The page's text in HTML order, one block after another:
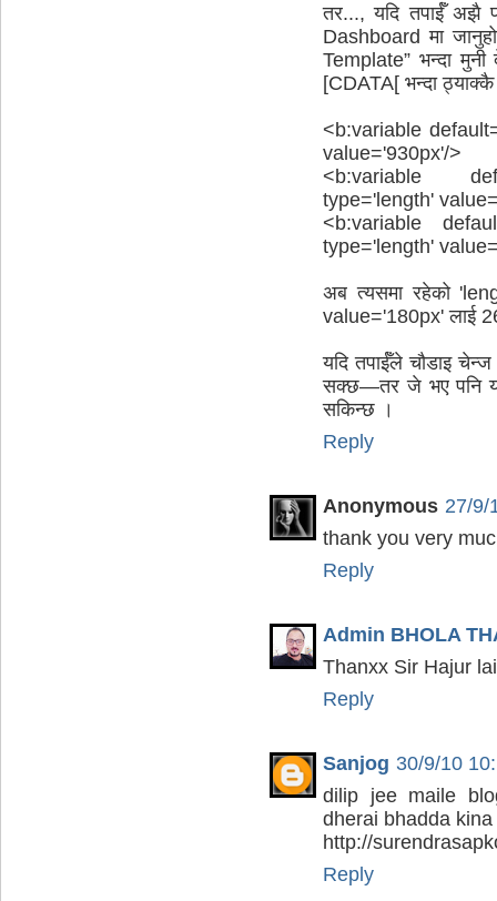
तर..., यदि तपाईँ अझै
Dashboard मा
Template” भन्दा
[CDATA[ भन्दा ठ्याक्कै
<b:variable
value='930px'/>
<b:variable
type='length'
<b:variable
type='length'
अब त्यसमा रहेको
value='180px' लाई
यदि तपाईँले चौडाइ
सक्छ—तर जे भए पनि
सकिन्छ ।
Reply
Anonymous 27/9/
thank you very
Reply
Admin BHOLA
Thanxx Sir Hajur
Reply
Sanjog 30/9/10
dilip jee maile
dherai bhadda
http://
Reply